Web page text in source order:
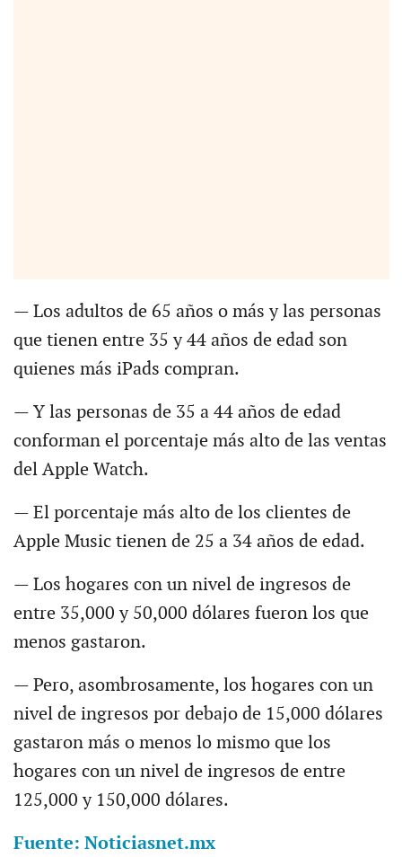
— Los adultos de 65 años o más y las personas
que tienen entre 35 y 44 años de edad son
quienes más iPads compran.
— Y las personas de 35 a 44 años de edad
conforman el porcentaje más alto de las ventas
del Apple Watch.
— El porcentaje más alto de los clientes de
Apple Music tienen de 25 a 34 años de edad.
— Los hogares con un nivel de ingresos de
entre 35,000 y 50,000 dólares fueron los que
menos gastaron.
— Pero, asombrosamente, los hogares con un
nivel de ingresos por debajo de 15,000 dólares
gastaron más o menos lo mismo que los
hogares con un nivel de ingresos de entre
125,000 y 150,000 dólares.
Fuente: Noticiasnet.mx